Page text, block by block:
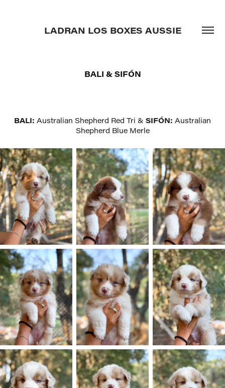
LADRAN LOS BOXES AUSSIE
BALI & SIFÓN
BALI: Australian Shepherd Red Tri & SIFÓN: Australian
Shepherd Blue Merle